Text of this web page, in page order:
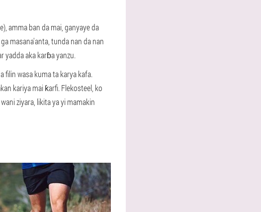
amma ban da mai, ganyaye da
masana'anta, tunda nan da nan
yadda aka karɓa yanzu.
filin wasa kuma ta karya kafa.
kariya mai ƙarfi. Flekosteel, ko
ziyara, likita ya yi mamakin